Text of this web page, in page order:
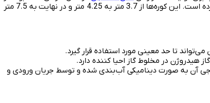
طول چهل سال گذشته، میدرکس در حال طراحی و ساخت واحدهای بزرگتری بوده و به تدریج کوره‌های عمودی میدرکس را از قطر داخلی حذف کرده است. این کوره‌ها از 3.7 متر به 4.25 متر و در نهایت به 7.5 متر
می‌تواند تا حد معینی مورد استفاده قرار گیرد.
در مخلوط گاز احیا کننده دارد.
آن به صورت دینامیکی آب‌بندی شده و توسط جریان ورودی و